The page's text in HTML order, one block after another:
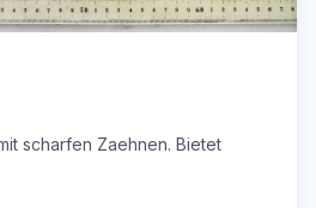
scharfen Zaehnen. Bietet